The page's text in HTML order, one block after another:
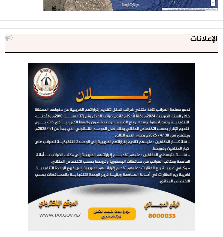
الإعلانات